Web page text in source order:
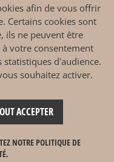
et lesrègles de
de Google
- Agence de création de site
afin de vous offrir
Certains cookies sont
ils ne peuvent être
votre consentement
d'audience.
souhaitez activer.
ACCEPTER
NOTRE POLITIQUE DE